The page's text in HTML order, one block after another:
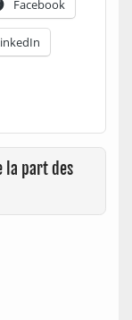
Facebook
la part des